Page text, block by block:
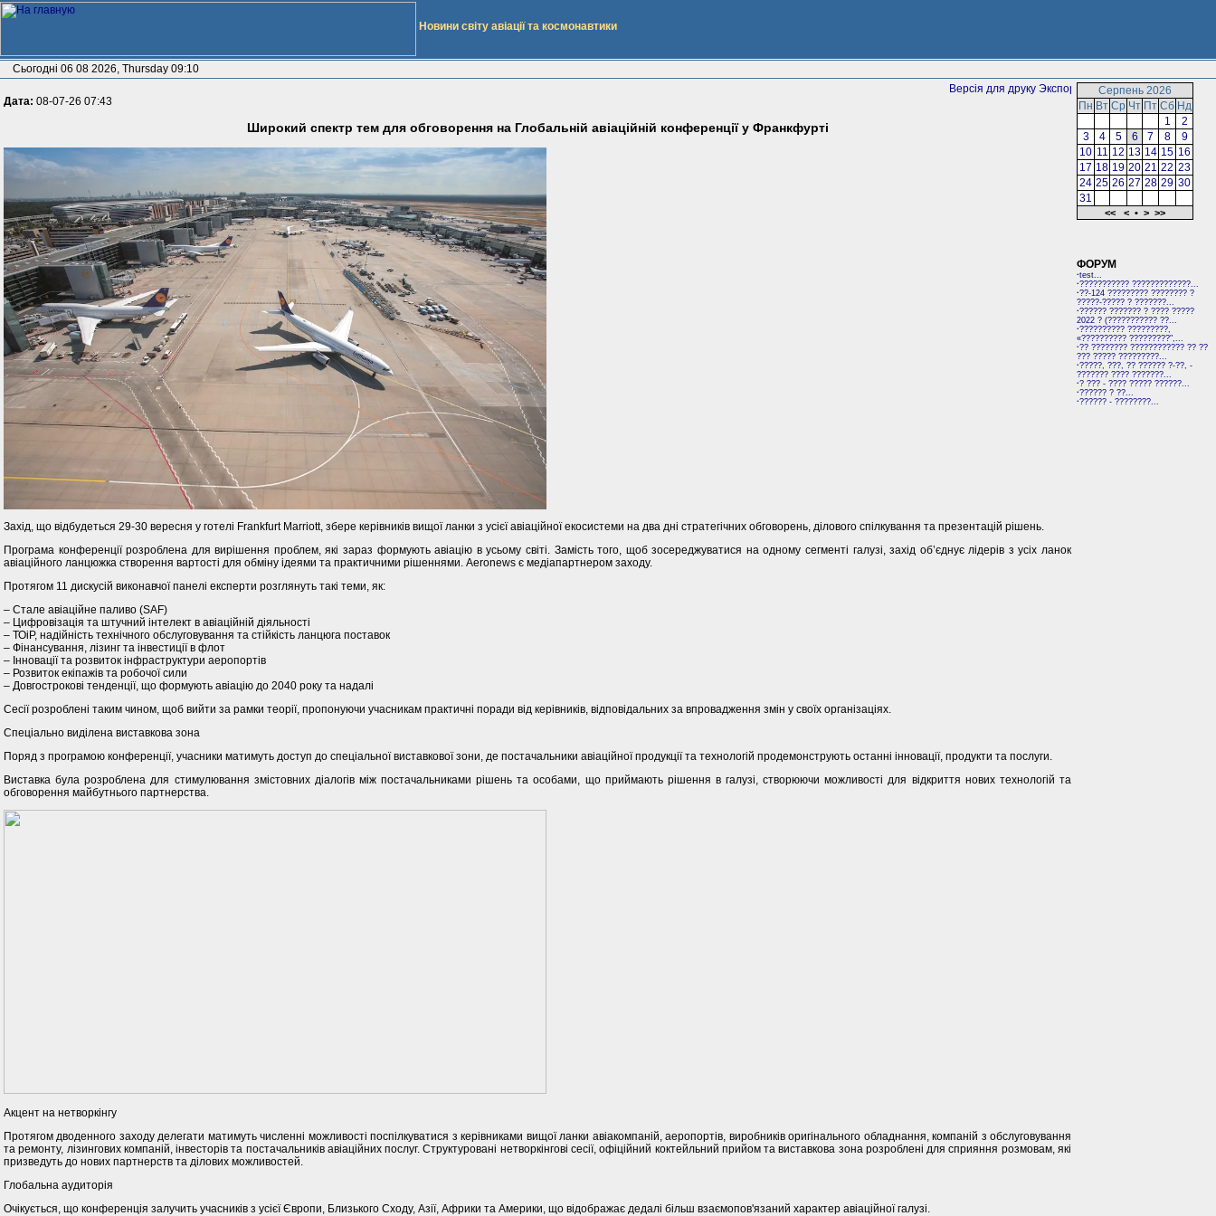
Новини світу авіації та космонавтики
Сьогодні 06 08 2026, Thursday 09:10
Версія для друку
Дата: 08-07-26 07:43
Широкий спектр тем для обговорення на Глобальній авіаційній конференції у Франкфурті
Захід, що відбудеться 29-30 вересня у готелі Frankfurt Marriott, збере керівників вищої ланки з усієї авіаційної екосистеми на два дні стратегічних обговорень, ділового спілкування та презентацій рішень.
Програма конференції розроблена для вирішення проблем, які зараз формують авіацію в усьому світі. Замість того, щоб зосереджуватися на одному сегменті галузі, захід об’єднує лідерів з усіх ланок
авіаційного ланцюжка створення вартості для обміну ідеями та практичними рішеннями. Aeronews є медіапартнером заходу.
Протягом 11 дискусій виконавчої панелі експерти розглянуть такі теми, як:
– Стале авіаційне паливо (SAF)
– Цифровізація та штучний інтелект в авіаційній діяльності
– ТОіР, надійність технічного обслуговування та стійкість ланцюга поставок
– Фінансування, лізинг та інвестиції в флот
– Інновації та розвиток інфраструктури аеропортів
– Розвиток екіпажів та робочої сили
– Довгострокові тенденції, що формують авіацію до 2040 року та надалі
Сесії розроблені таким чином, щоб вийти за рамки теорії, пропонуючи учасникам практичні поради від керівників, відповідальних за впровадження змін у своїх організаціях.
Спеціально виділена виставкова зона
Поряд з програмою конференції, учасники матимуть доступ до спеціальної виставкової зони, де постачальники авіаційної продукції та технологій продемонструють останні інновації, продукти та послуги.
Виставка була розроблена для стимулювання змістовних діалогів між постачальниками рішень та особами, що приймають рішення в галузі, створюючи можливості для відкриття нових технологій та
обговорення майбутнього партнерства.
Акцент на нетворкінгу
Протягом дводенного заходу делегати матимуть численні можливості поспілкуватися з керівниками вищої ланки авіакомпаній, аеропортів, виробників оригінального обладнання, компаній з обслуговування
та ремонту, лізингових компаній, інвесторів та постачальників авіаційних послуг. Структуровані нетворкінгові сесії, офіційний коктейльний прийом та виставкова зона розроблені для сприяння розмовам, які
призведуть до нових партнерств та ділових можливостей.
Глобальна аудиторія
Очікується, що конференція залучить учасників з усієї Європи, Близького Сходу, Азії, Африки та Америки, що відображає дедалі більш взаємопов'язаний характер авіаційної галузі.
Серпень 2026
Пн Вт Ср Чт Пт Сб Нд
1
2
3
4 5 6 7 8
9
10 11 12 13 14 15 16
17 18 19 20 21 22 23
24 25 26 27 28 29 30
31
<< < • > >>
ФОРУМ
·test...
·??????????? ?????????????...
·??-124 ????????? ???????? ?
?????-????? ? ???????...
·?????? ??????? ? ???? ?????
2022 ? (??????????? ??...
·?????????? ?????????,
«?????????? ?????????",...
·?? ???????? ???????????? ?? ??
??? ????? ?????????...
·?????, ???, ?? ?????? ?-??, -
??????? ???? ???????...
·? ??? - ???? ????? ??????...
·?????? ? ??...
·?????? - ????????...